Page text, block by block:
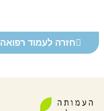
חזרה לעמוד